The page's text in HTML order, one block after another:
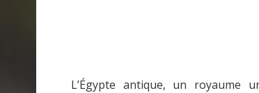
L’Égypte antique, un royaume